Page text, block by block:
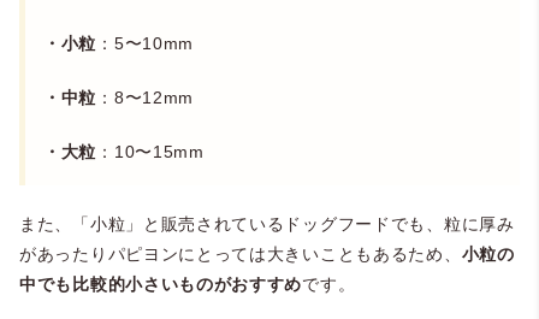
・小粒 ：5〜10mm
・中粒 ：8〜12mm
・大粒 ：10〜15mm
また、「小粒」と販売されているドッグフードでも、粒に厚み
があったりパピヨンにとっては大きいこともあるため、 小粒の
中でも比較的小さいものがおすすめです。